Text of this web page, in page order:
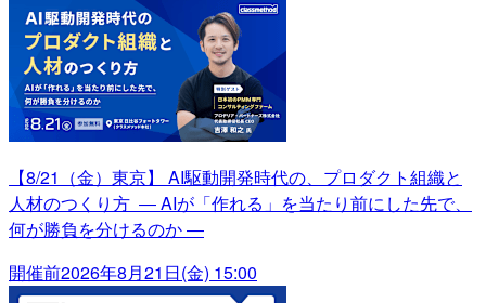
【8/21（金）東京】 AI駆動開発時代の、プロダクト組織と
人材のつくり方 ― AIが「作れる」を当たり前にした先で、
何が勝負を分けるのか ―
開催前2026年8月21日(金) 15:00